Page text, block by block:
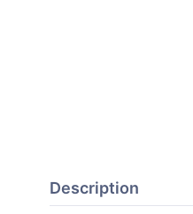
Description